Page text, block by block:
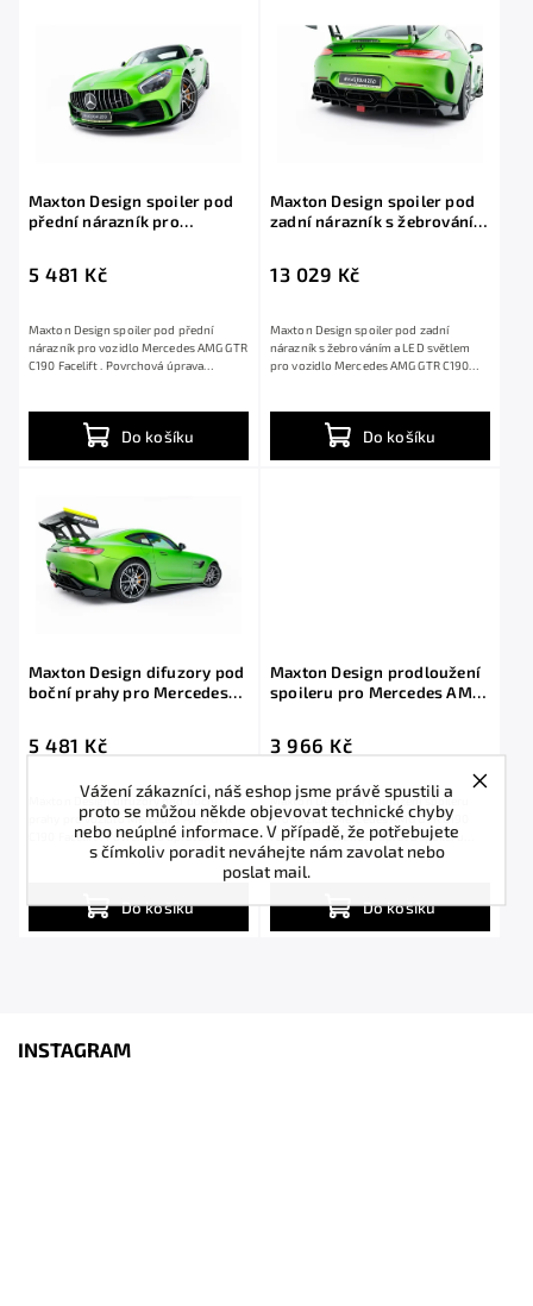
Vážení zákazníci, náš eshop jsme právě spustili a
proto se můžou někde objevovat technické chyby
nebo neúplné informace. V případě, že potřebujete
s čímkoliv poradit neváhejte nám zavolat nebo
poslat mail.
Maxton Design spoiler pod
přední nárazník pro
ABS
5 481 Kč
Do košíku
Maxton Design spoiler pod přední
nárazník pro vozidlo Mercedes AMG GTR
C190 Facelift . Povrchová úprava
Maxton Design spoiler pod
zadní nárazník s žebrováním
černý lesklý plast ABS
13 029 Kč
Do košíku
Maxton Design spoiler pod zadní
nárazník s žebrováním a LED světlem
pro vozidlo Mercedes AMG GTR C190
Maxton Design difuzory pod
boční prahy pro Mercedes
5 481 Kč
Do košíku
Maxton Design difuzory pod boční
prahy pro vozidlo Mercedes AMG GTR
C190 Facelift . Povrchová úprava
spoileru černý...
Maxton Design prodloužení
spoileru pro Mercedes AMG
3 966 Kč
Do košíku
Maxton Design prodloužení spoileru
pro vozidlo Mercedes AMG GTR C190
Facelift . Povrchová úprava spoileru
černý...
INSTAGRAM